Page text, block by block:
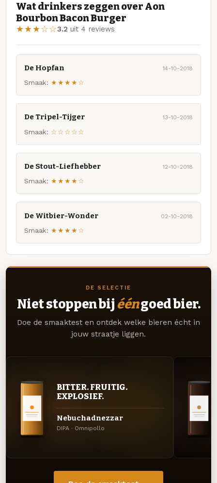
Wat drinkers zeggen over Aon
Bourbon Bacon Burger
★★★☆☆3.2 uit 4 reviews
De Hopfan 14-10-2018
Smaak: ★★★★☆
De Tripel-Tijger 13-10-2018
Smaak: ☆☆☆☆☆
De Stout-Liefhebber 12-10-2018
Smaak: ★★★★☆
De Witbier-Wonder 02-10-2018
Smaak: ★★★★☆
DE SELECTIE
Niet stoppen bij ééngoed bier.
Doe de smaaktest en ontdek welke bieren écht in
jouw straatje liggen.
BITTER. FRUITIG.
EXPLOSIEF.
Nebuchadnezzar
DIPA · Omnipollo